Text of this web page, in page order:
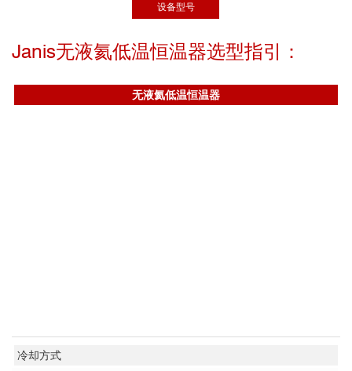
设备型号
Janis无液氦低温恒温器选型指引：
无液氦低温恒温器
冷却方式